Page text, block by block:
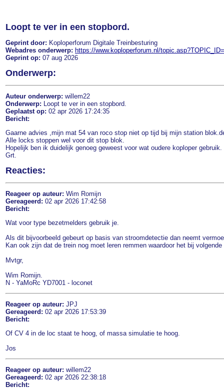
Loopt te ver in een stopbord.
Geprint door: Koploperforum Digitale Treinbesturing
Webadres onderwerp: https://www.koploperforum.nl/
Geprint op: 07 aug 2026
Onderwerp:
Auteur onderwerp: willem22
Onderwerp: Loopt te ver in een stopbord.
Geplaatst op: 02 apr 2026 17:24:35
Bericht:
Gaarne advies ,mijn mat 54 van roco stop niet op tijd bij mijn station
Alle locks stoppen wel voor dit stop blok.
Hopelijk ben ik duidelijk genoeg geweest voor wat oudere koploper gebruik.
Grt.
Reacties:
Reageer op auteur: Wim Romijn
Gereageerd: 02 apr 2026 17:42:58
Bericht:
Wat voor type bezetmelders gebruik je.
Als dit bijvoorbeeld gebeurt op basis van stroomdetectie dan neemt
Kan ook zijn dat de trein nog moet leren remmen waardoor het bij
Mvtgr,
Wim Romijn.
N - YaMoRc YD7001 - loconet
Reageer op auteur: JPJ
Gereageerd: 02 apr 2026 17:53:39
Bericht:
Of CV 4 in de loc staat te hoog, of massa simulatie te hoog.
Jos
Reageer op auteur: willem22
Gereageerd: 02 apr 2026 22:38:18
Bericht: